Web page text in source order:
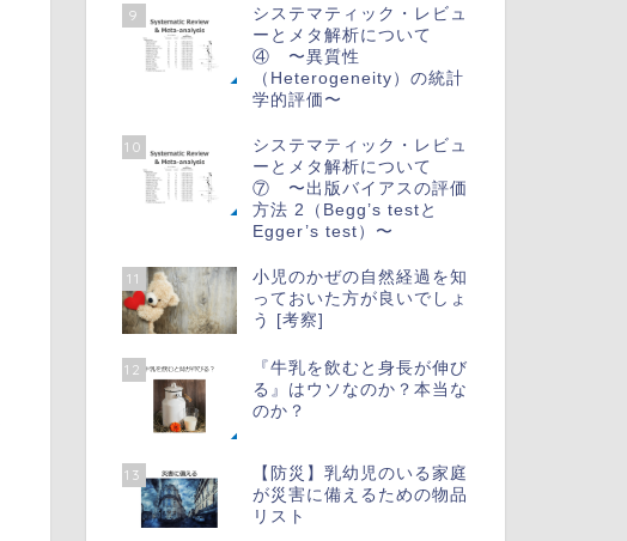
9
システマティック・レビュ
ーとメタ解析について
④ 〜異質性
（Heterogeneity）の統計
学的評価〜
10
システマティック・レビュ
ーとメタ解析について
⑦ 〜出版バイアスの評価
方法 2（Begg’s testと
Egger’s test）〜
11
小児のかぜの自然経過を知
っておいた方が良いでしょ
う [考察]
12
『牛乳を飲むと身長が伸び
る』はウソなのか？本当な
のか？
13
【防災】乳幼児のいる家庭
が災害に備えるための物品
リスト